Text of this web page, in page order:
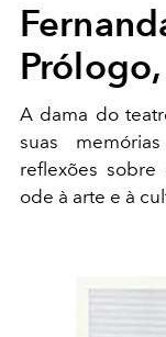
A dama do
suas
reflexões
ode à arte e à